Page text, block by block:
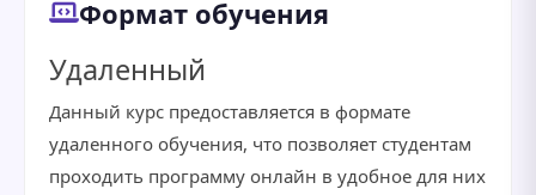
Формат обучения
Удаленный
Данный курс предоставляется в формате
удаленного обучения, что позволяет студентам
проходить программу онлайн в удобное для них